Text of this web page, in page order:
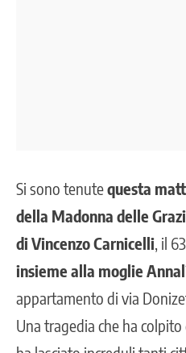
Si sono tenutequesta
della Madonna delle
di Vincenzo Carnicelli , il
insieme alla moglie
appartamento di via
Una tragedia che ha